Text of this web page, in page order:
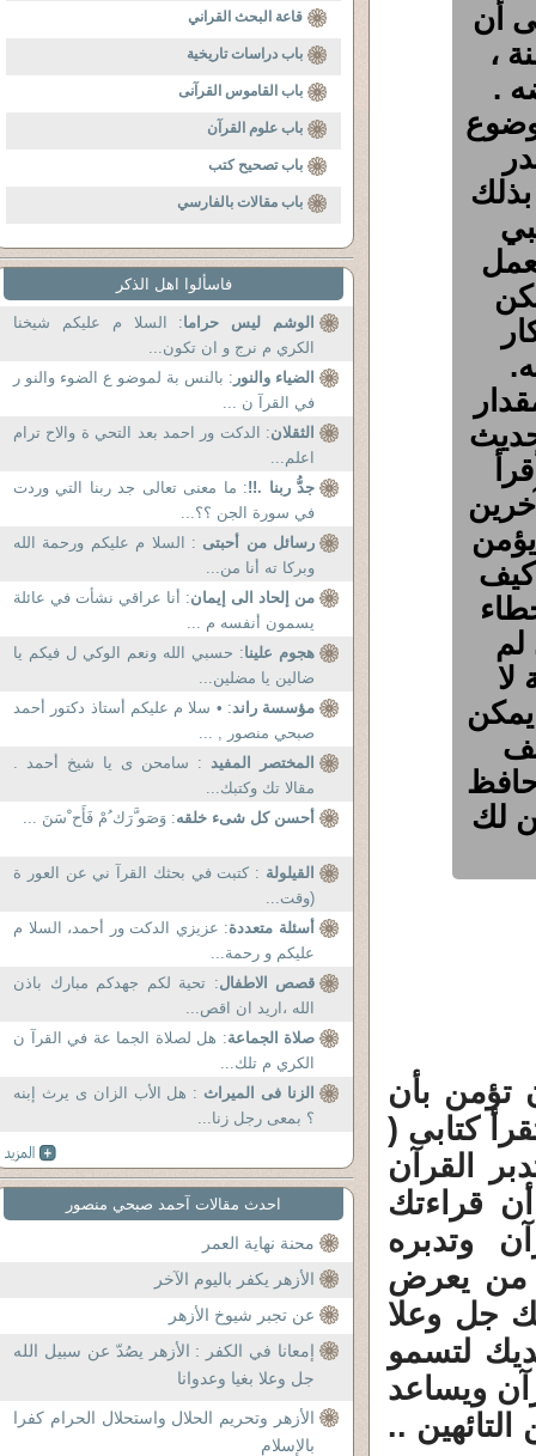
أن
،
.
بذلك
كيف
لم
لا
يمكن
لك
تؤمن بأن
كتابى (
القرآن
قراءتك
وتدبره
من يعرض
جل وعلا
لتسمو
ويساعد
..
قاعة البحث القراني
باب دراسات تاريخية
باب القاموس القرآنى
باب علوم القرآن
باب تصحيح كتب
باب مقالات بالفارسي
فاسألوا اهل الذكر
الوشم ليس حراما: السلا م عليكم شيخنا
الكري م نرج و ان تكون...
الضياء والنور : بالنس بة لموضو ع الضوء والنو ر
في القرآ ن ...
الثقلان: الدكت ور احمد بعد التحي ة والاح ترام
اعلم...
جدُّ ربنا .!!: ما معنى تعالى جد ربنا التي وردت
في سورة الجن ؟؟...
رسائل من أحبتى : السلا م عليكم ورحمة الله
وبركا ته أنا من...
من إلحاد الى إيمان: أنا عراقي نشأت في عائلة
يسمون أنفسه م ...
هجوم علينا: حسبي الله ونعم الوكي ل فيكم يا
ضالين يا مضلين...
مؤسسة راند: • سلا م عليكم أستاذ دكتور أحمد
صبحي منصور , ...
المختصر المفيد : سامحن ى يا شيخ أحمد .
مقالا تك وكتبك...
أحسن كل شىء خلقه: وَصَو َّرَك ُمْ فَأَح ْسَنَ ...
القيلولة : كتبت في بحثك القرآ ني عن العور ة
(وقت...
أسئلة متعددة: عزيزي الدكت ور أحمد، السلا م
عليكم و رحمة...
قصص الاطفال: تحية لكم جهدكم مبارك باذن
الله ،اريد ان اقص...
صلاة الجماعة: هل لصلاة الجما عة في القرآ ن
الكري م تلك...
الزنا فى الميراث : هل الأب الزان ى يرث إبنه
؟ بمعى رجل زنا...
احدث مقالات آحمد صبحي منصور
محنة نهاية العمر
الأزهر يكفر باليوم الآخر
عن تجبر شيوخ الأزهر
إمعانا في الكفر : الأزهر يصُدّ عن سبيل الله
جل وعلا بغيا وعدوانا
الأزهر وتحريم الحلال واستحلال الحرام كفرا
بالإسلام